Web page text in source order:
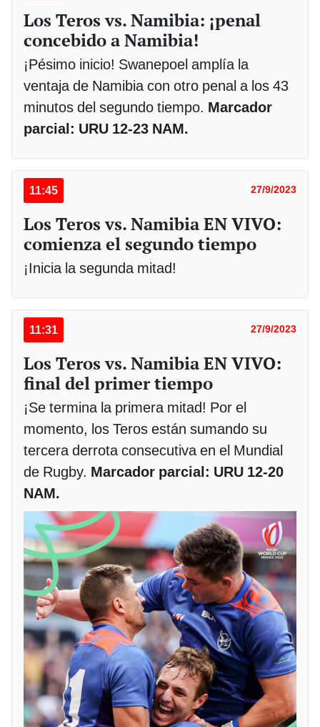
Los Teros vs. Namibia: ¡penal
concebido a Namibia!
¡Pésimo inicio! Swanepoel amplía la
ventaja de Namibia con otro penal a los 43
minutos del segundo tiempo. Marcador
parcial: URU 12-23 NAM.
11:45 27/9/2023
Los Teros vs. Namibia EN VIVO:
comienza el segundo tiempo
¡Inicia la segunda mitad!
11:31 27/9/2023
Los Teros vs. Namibia EN VIVO:
final del primer tiempo
¡Se termina la primera mitad! Por el
momento, los Teros están sumando su
tercera derrota consecutiva en el Mundial
de Rugby. Marcador parcial: URU 12-20
NAM.